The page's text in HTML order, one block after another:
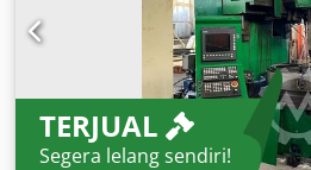
TERJUAL
Segera lelang sendiri!